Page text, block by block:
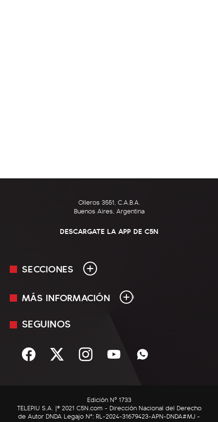
Olleros 3551, C.A.B.A.
Buenos Aires, Argentina
DESCARGATE LA APP DE C5N
SECCIONES
En Vivo
Sociedad
C5N Autos
MÁS INFORMACIÓN
Mediakit
Términos y condiciones
SEGUINOS
Edición Nº 1733
TELEPIU S.A. |© 2021 C5N.com - Dirección Nacional del Derecho
de Autor DNDA Legajo N°: RL-2024-31679423-APN-DNDA#MJ -